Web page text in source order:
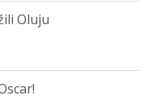
Oluju